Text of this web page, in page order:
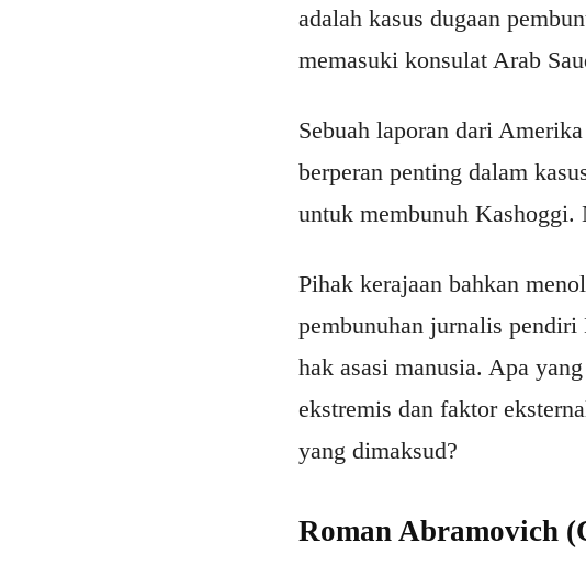
adalah kasus dugaan
memasuki konsulat Arab
Sebuah laporan dari
berperan penting dalam
untuk membunuh Kashoggi.
Pihak kerajaan bahkan
pembunuhan jurnalis
hak asasi manusia. Apa
ekstremis dan faktor
yang dimaksud?
Roman Abramovich